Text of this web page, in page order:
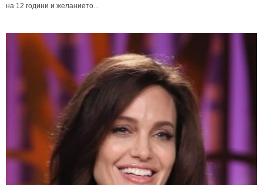
на 12 години и желанието...